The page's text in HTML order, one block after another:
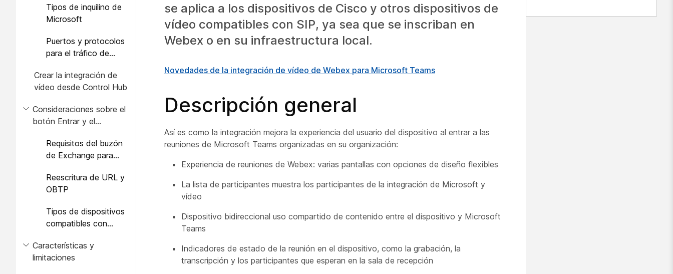
Tipos de inquilino de
Microsoft
Puertos y protocolos
para el tráfico de
Crear la integración de
vídeo desde Control Hub
Consideraciones sobre el
botón Entrar y el
Requisitos del buzón
de Exchange para
Reescritura de URL y
OBTP
Tipos de dispositivos
compatibles con
Características y
limitaciones
se aplica a los dispositivos de Cisco y otros dispositivos de
vídeo compatibles con SIP, ya sea que se inscriban en
Webex o en su infraestructura local.
Novedades de la integración de vídeo de Webex para Microsoft Teams
Descripción general
Así es como la integración mejora la experiencia del usuario del dispositivo al entrar a las
reuniones de Microsoft Teams organizadas en su organización:
Experiencia de reuniones de Webex: varias pantallas con opciones de diseño flexibles
La lista de participantes muestra los participantes de la integración de Microsoft y
vídeo
Dispositivo bidireccional uso compartido de contenido entre el dispositivo y Microsoft
Teams
Indicadores de estado de la reunión en el dispositivo, como la grabación, la
transcripción y los participantes que esperan en la sala de recepción